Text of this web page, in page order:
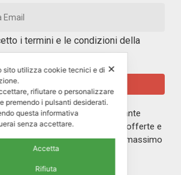
i termini e le condizioni della
newsletter rimarrai in costante
mondo di ERREPI, sulle nuove offerte e
ai nostri iscritti. Riceverai un massimo
✕
sito utilizza cookie tecnici e di
rifiutare o personalizzare
premendo i pulsanti desiderati.
questa informativa
senza accettare.
Accetta
Rifiuta